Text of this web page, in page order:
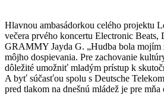
Hlavnou ambasádorkou celého projektu
večera prvého koncertu Electronic Beats,
GRAMMY Jayda G. „Hudba bola mojím
môjho dospievania. Pre zachovanie
dôležité umožniť mladým prístup k
A byť súčasťou spolu s Deutsche
pred tlakom na dnešnú mládež je pre